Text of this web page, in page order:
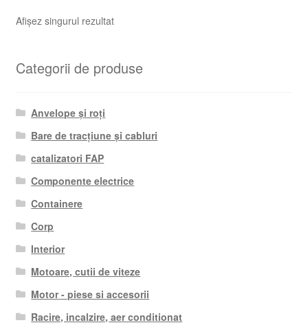
Afișez singurul rezultat
Categorii de produse
Anvelope și roți
Bare de tracțiune și cabluri
catalizatori FAP
Componente electrice
Containere
Corp
Interior
Motoare, cutii de viteze
Motor - piese si accesorii
Racire, incalzire, aer conditionat